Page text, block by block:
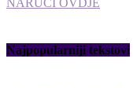
NARUČI OVDJE
Najpopularniji tekstovi